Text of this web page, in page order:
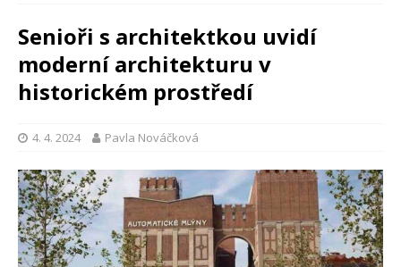
Senioři s architektkou uvidí
moderní architekturu v
historickém prostředí
4. 4. 2024 Pavla Nováčková